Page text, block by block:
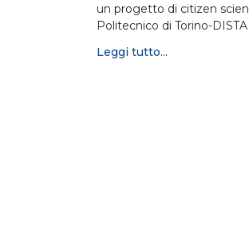
un progetto di citizen
Politecnico di Torino-
Leggi tutto...